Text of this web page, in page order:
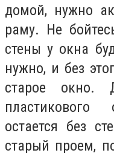
домой, нужно
раму. Не
стены у окна
нужно, и без
старое
остается без
старый проем,